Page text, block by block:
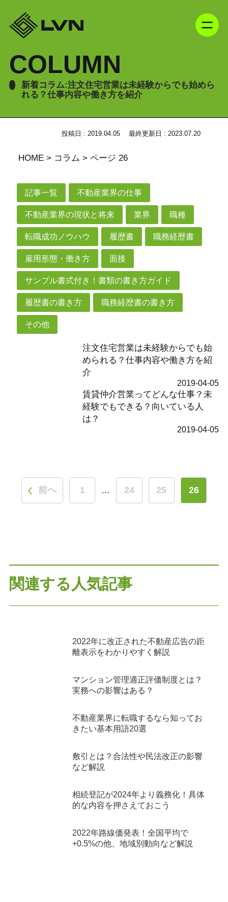
COLUMN
新着コラム:注文住宅営業は未経験からでも始めら
れる？仕事内容や働き方を紹介
投稿日 : 2019.04.05 最終更新日 : 2023.07.20
HOME> コラム > ページ 26
記事一覧 不動産業界の仕事
不動産業界の現状と将来 業界 職種
転職成功ノウハウ 履歴書 職務経歴書
雇用形態・働き方 面接
サンプル書式付き！書類の書き方ガイド
履歴書の書き方 職務経歴書の書き方
その他
注文住宅営業は未経験からでも始
められる？仕事内容や働き方を紹
介
2019-04-05
賃貸仲介営業ってどんな仕事？未
経験でもできる？向いている人
は？
2019-04-05
前へ 1 … 24 25 26
関連する人気記事
2022年に改正された不動産広告の距
離表示をわかりやすく解説
マンション管理適正評価制度とは？
実務への影響はある？
不動産業界に転職するなら知ってお
きたい基本用語20選
敷引とは？合法性や民法改正の影響
など解説
相続登記が2024年より義務化！具体
的な内容を押さえておこう
2022年路線価発表！全国平均で
+0.5%の他、地域別動向など解説